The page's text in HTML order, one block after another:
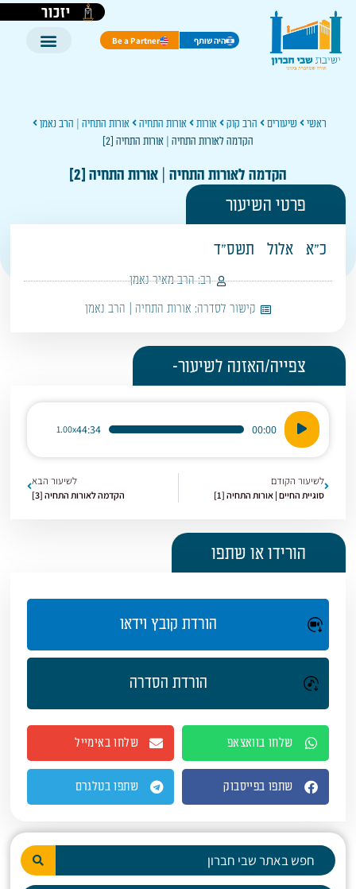
יזכור
היה שותף Be a Partner
ראשי שיעורים הרב קוק אורות אורות התחיה
אורות התחיה | הרב נאמן
הקדמה לאורות התחיה | אורות התחיה [2]
הקדמה לאורות התחיה | אורות התחיה [2]
פרטי השיעור
כ"א אלול תשס"ד
רב: הרב מאיר נאמן
קישור לסדרה: אורות התחיה | הרב נאמן
צפייה/האזנה לשיעור-
נגן
אודיו
00:00
44:34
1.00x
לשיעור הקודם
סוגיית החיים | אורות התחיה [1]
לשיעור הבא
הקדמה לאורות התחיה [3]
הורידו או שתפו
הורדת קובץ וידאו
הורדת הסדרה
שלחו בוואצאפ שלחו באימייל
שתפו בפייסבוק שתפו בטלגרם